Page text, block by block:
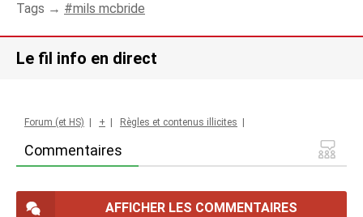
Tags → mils mcbride
Le fil info en direct
Commentaires
Forum (et HS) + Règles et contenus illicites
AFFICHER LES COMMENTAIRES